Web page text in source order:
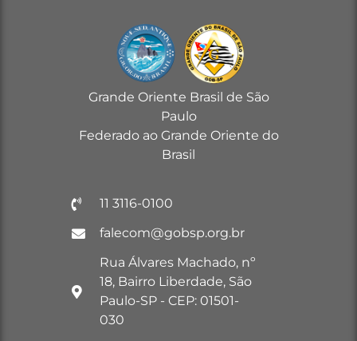
Grande Oriente Brasil de São
Paulo
Federado ao Grande Oriente do
Brasil
11 3116-0100
falecom@gobsp.org.br
Rua Álvares Machado, nº
18, Bairro Liberdade, São
Paulo-SP - CEP: 01501-
030